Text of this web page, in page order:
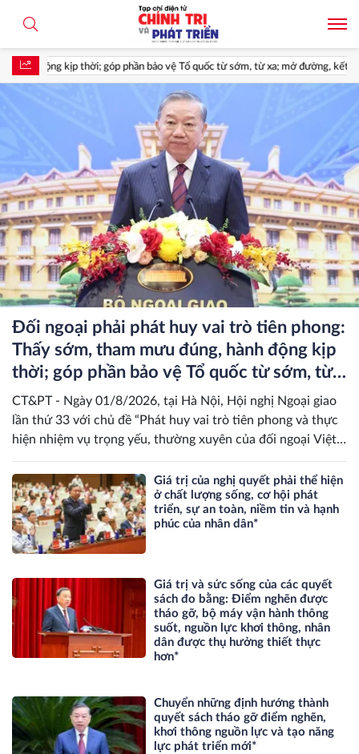
quốc từ sớm, từ xa; mở đường, kết nối và tranh thủ nguồn lực phát triển*
Đối ngoại phải phát huy vai trò tiên phong:
Thấy sớm, tham mưu đúng, hành động kịp
thời; góp phần bảo vệ Tổ quốc từ sớm, từ
xa; mở đường, kết nối và tranh thủ nguồn
lực phát triển*
CT&PT - Ngày 01/8/2026, tại Hà Nội, Hội nghị Ngoại giao
lần thứ 33 với chủ đề “Phát huy vai trò tiên phong và thực
hiện nhiệm vụ trọng yếu, thường xuyên của đối ngoại Việt
Nam trong kỷ nguyên mới” khai mạc theo hình thức trực
tiếp kết hợp trực tuyến tới các địa phương và các cơ quan
đại diện Việt Nam tại nước ngoài. Tổng Bí thư, Chủ tịch
nước Tô Lâm dự và phát biểu chỉ đạo Hội nghị. Tạp chí
Chính trị và Phát triển điện tử trân trọng giới thiệu toàn
văn phát biểu quan trọng của Tổng Bí thư, Chủ tịch nước Tô
Giá trị của nghị quyết phải thể hiện
ở chất lượng sống, cơ hội phát
triển, sự an toàn, niềm tin và hạnh
phúc của nhân dân*
Giá trị và sức sống của các quyết
sách đo bằng: Điểm nghẽn được
tháo gỡ, bộ máy vận hành thông
suốt, nguồn lực khơi thông, nhân
dân được thụ hưởng thiết thực
hơn*
Chuyển những định hướng thành
quyết sách tháo gỡ điểm nghẽn,
khơi thông nguồn lực và tạo năng
lực phát triển mới*